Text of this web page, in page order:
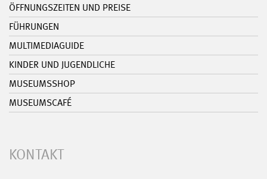
ÖFFNUNGSZEITEN UND PREISE
FÜHRUNGEN
MULTIMEDIAGUIDE
KINDER UND JUGENDLICHE
MUSEUMSSHOP
MUSEUMSCAFÉ
KONTAKT